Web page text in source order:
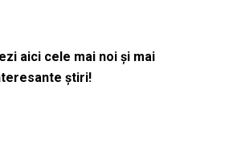
aici cele mai noi și mai
știri!